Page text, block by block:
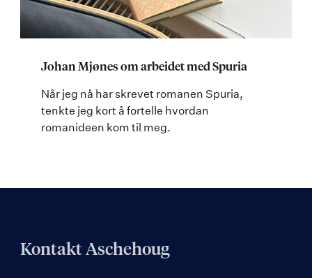
Johan Mjønes om arbeidet med Spuria
Når jeg nå har skrevet romanen Spuria,
tenkte jeg kort å fortelle hvordan
romanideen kom til meg.
Kontakt Aschehoug